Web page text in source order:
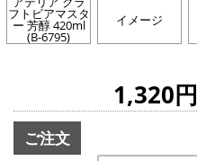
フトビアマスタ
ー 芳醇 420ml
(B-6795)
イメージ
1,320円
ご注文